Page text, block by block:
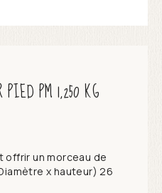
PIED PM 1,250 KG
offrir un morceau de
x hauteur) 26